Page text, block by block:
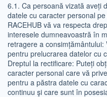
6.1. Ca persoană vizată aveți
datele cu caracter personal
RACEHUB vă va respecta
interesele dumneavoastră în
retragere a
pentru prelucrarea datelor cu
Dreptul la rectificare: Puteți
caracter personal care vă
pentru a păstra datele cu
continuu şi care sunt în